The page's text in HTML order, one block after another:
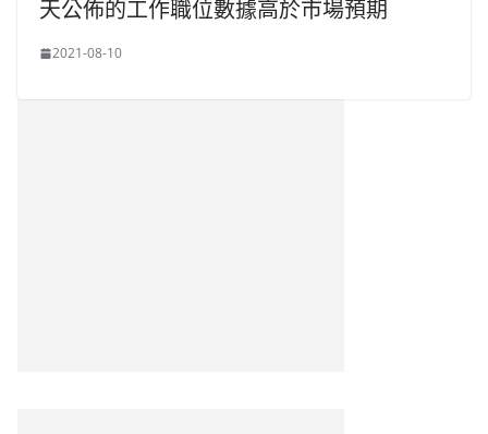
天公佈的工作職位數據高於市場預期
2021-08-10